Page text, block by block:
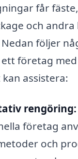
får
och andra
följer
företag
assistera:
rengöring:
företag
och